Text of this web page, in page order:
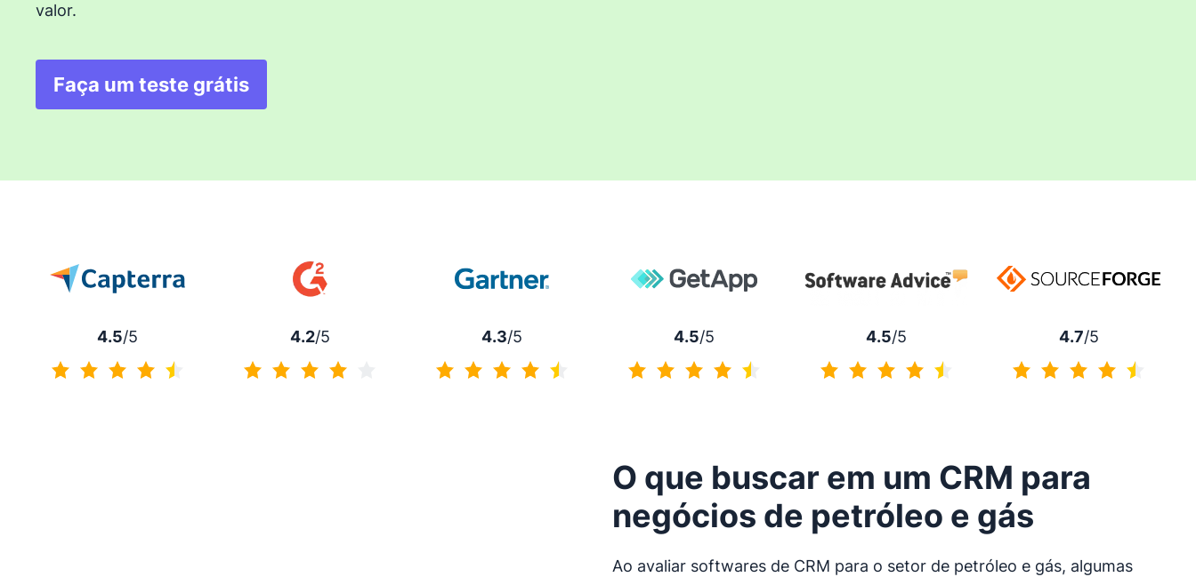
valor.
Faça um teste grátis
Abre em uma nova janela
4.5/5 4.2/5 4.3/5 4.5/5 4.5/5 4.7/5
O que buscar em um CRM para
negócios de petróleo e gás
Ao avaliar softwares de CRM para o setor de petróleo e gás, algumas